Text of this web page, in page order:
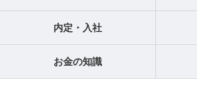
内定・入社
お金の知識